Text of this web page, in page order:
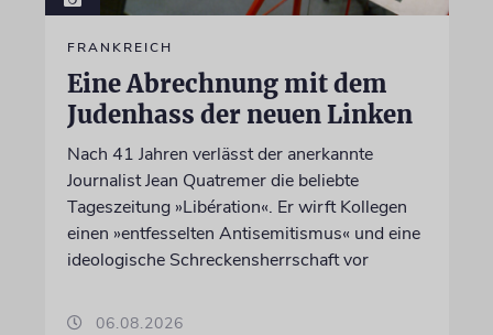
FRANKREICH
Eine Abrechnung mit dem
Judenhass der neuen Linken
Nach 41 Jahren verlässt der anerkannte
Journalist Jean Quatremer die beliebte
Tageszeitung »Libération«. Er wirft Kollegen
einen »entfesselten Antisemitismus« und eine
ideologische Schreckensherrschaft vor
06.08.2026